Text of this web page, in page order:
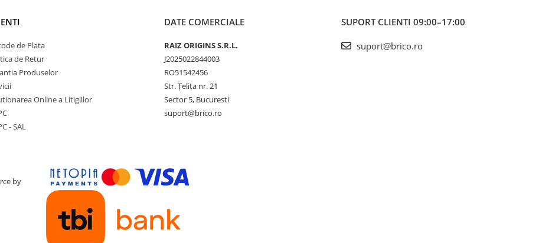
de Plata
de Retur
Produselor
Online a Litigiilor
- SAL
DATE COMERCIALE
RAIZ ORIGINS S.R.L.
J2025022844003
RO51542456
Str. Țelița nr. 21
Sector 5, Bucuresti
suport@brico.ro
SUPORT CLIENTI 09:00–17:00
suport@brico.ro
by